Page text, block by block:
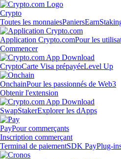
Crypto
Toutes les monnaiesPaniersEarn
Application Crypto.comPour les
Commencer
CryptoCarte Visa prépayéeLevel Up
OnchainPour les passionnés de Web3
Obtenir l'extension
SwapStakerExplorer les dApps
PayPour commerçants
Inscription commerçant
Terminal de paiementSDK PayPlug-